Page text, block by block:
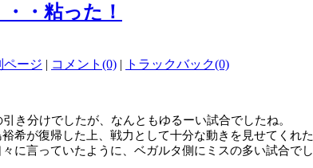
・粘った！
ページ | コメント(0) | トラックバック(0)
引き分けでしたが、なんともゆるーい試合でしたね。
希が復帰した上、戦力として十分な動きを見せてくれた
に言っていたように、ベガルタ側にミスの多い試合でし